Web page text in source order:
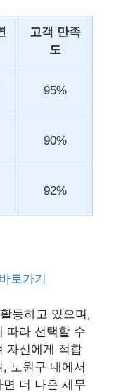
고객 만족
도
95%
90%
92%
로가기
동하고 있으며,
따라 선택할 수
자신에게 적합
노원구 내에서
더 나은 세무